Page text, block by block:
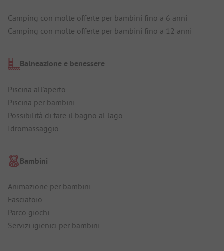
Camping con molte offerte per bambini fino a 6 anni
Camping con molte offerte per bambini fino a 12 anni
Balneazione e benessere
Piscina all'aperto
Piscina per bambini
Possibilità di fare il bagno al lago
Idromassaggio
Bambini
Animazione per bambini
Fasciatoio
Parco giochi
Servizi igienici per bambini